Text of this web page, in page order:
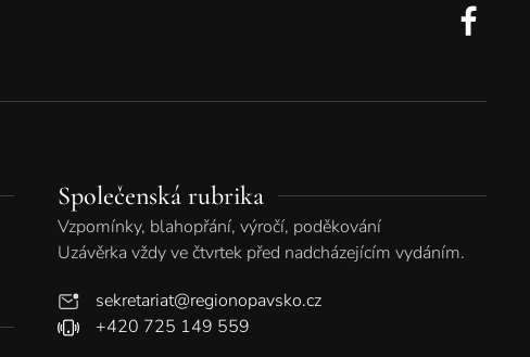
Společenská rubrika
Vzpomínky, blahopřání, výročí, poděkování
Uzávěrka vždy ve čtvrtek před nadcházejícím vydáním.
sekretariat@regionopavsko.cz
+420 725 149 559